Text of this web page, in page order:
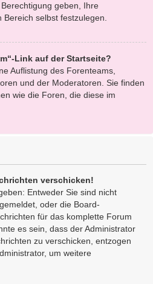
geben, Ihre
selbst festzulegen.
Link auf der Startseite?
Auflistung des Forenteams,
und der Moderatoren. Sie finden
wie die Foren, die diese im
verschicken!
Entweder Sie sind nicht
oder die Board-
für das komplette Forum
es sein, dass der Administrator
zu verschicken, entzogen
um weitere